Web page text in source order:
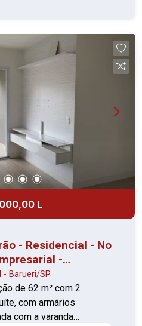
L
- Residencial - No
-
- Barueri/SP
de 62 m² com 2
com armários